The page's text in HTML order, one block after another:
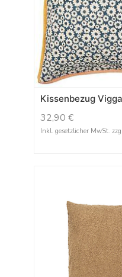
Kissenbezug
32,90 €
Inkl. gesetzlicher MwSt.